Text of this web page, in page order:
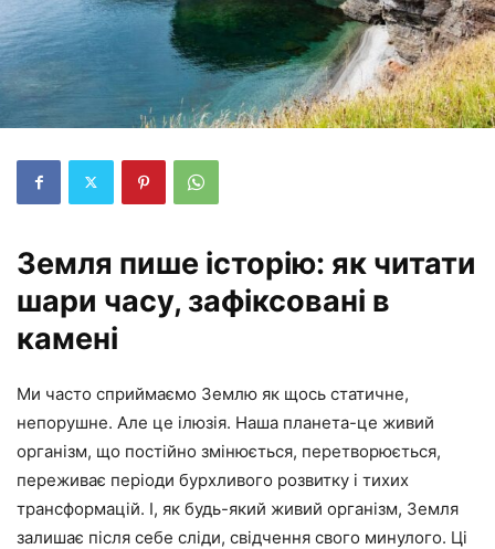
Земля пише історію: як читати
шари часу, зафіксовані в
камені
Ми часто сприймаємо Землю як щось статичне,
непорушне. Але це ілюзія. Наша планета-це живий
організм, що постійно змінюється, перетворюється,
переживає періоди бурхливого розвитку і тихих
трансформацій. І, як будь-який живий організм, Земля
залишає після себе сліди, свідчення свого минулого. Ці